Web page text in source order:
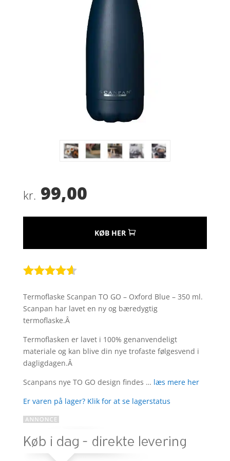
kr. 99,00
KØB HER
som4.5
ud af 5
baseret
på
kundebedø
mmelser
Termoflaske Scanpan TO GO – Oxford Blue – 350 ml.
Scanpan har lavet en ny og bæredygtig
termoflaske.Â
Termoflasken er lavet i 100% genanvendeligt
materiale og kan blive din nye trofaste følgesvend i
dagligdagen.Â
Scanpans nye TO GO design findes … læs mere her
Er varen på lager? Klik for at se lagerstatus